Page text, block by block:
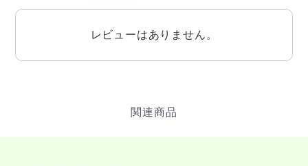
レビューはありません。